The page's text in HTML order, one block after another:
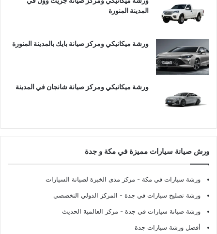
المدينة المنورة
ورشة ميكانيكي ومركز صيانة بايك بالمدينة المنورة
ورشة ميكانيكي ومركز صيانة شانجان في المدينة
ورش صيانة سيارات مميزة في مكة و جدة
ورشة سيارات في مكة - مركز مدى الخبرة لصيانة السيارات
ورشة تصليح سيارات في جدة - المركز الدولي التخصصي
ورشة صيانة سيارات في جدة - مركز العالمية الحديث
أفضل ورشة سيارات جدة